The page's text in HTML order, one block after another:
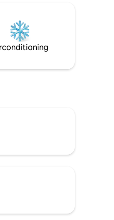
supermarkten,
bars, restaurants,
enz. in de buurt.